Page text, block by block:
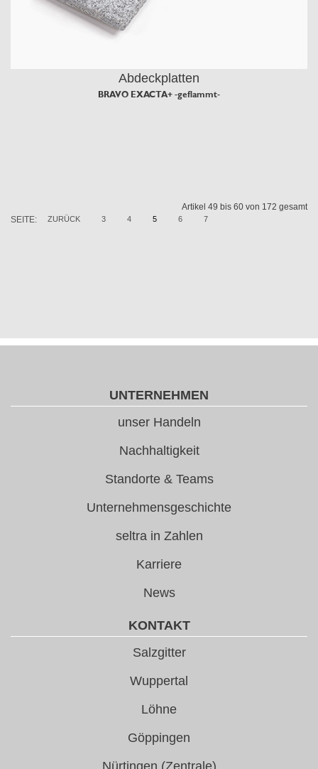
Abdeckplatten
BRAVO EXACTA+ -geflammt-
Artikel 49 bis 60 von 172 gesamt
SEITE:
ZURÜCK 3 4 5 6 7
UNTERNEHMEN
unser Handeln
Nachhaltigkeit
Standorte & Teams
Unternehmensgeschichte
seltra in Zahlen
Karriere
News
KONTAKT
Salzgitter
Wuppertal
Löhne
Göppingen
Nürtingen (Zentrale)